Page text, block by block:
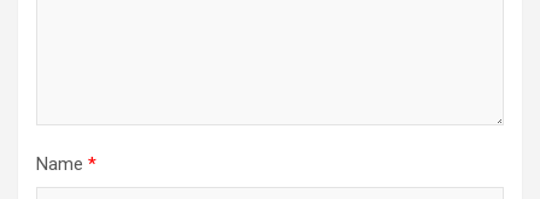
Name *